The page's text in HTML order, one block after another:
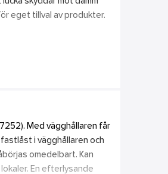
skyddar mot damm
eget tillval av produkter.
40 st Textilplåster (REF
Med vägghållaren får
i vägghållaren och
omedelbart. Kan
En efterlysande